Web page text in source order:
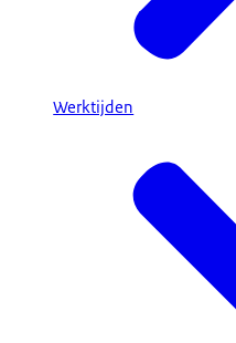
Werktijden